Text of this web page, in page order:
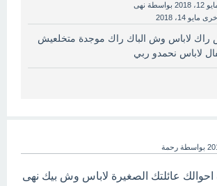
12، 2018 بواسطة نهى
مايو 14، 2018
راك لاباس وش الباك راك موجدة متخلعيش
لاباس نحمدو ربي
بواسطة رحمة
عائلتك الصغيرة لاباس وش بيك نهى